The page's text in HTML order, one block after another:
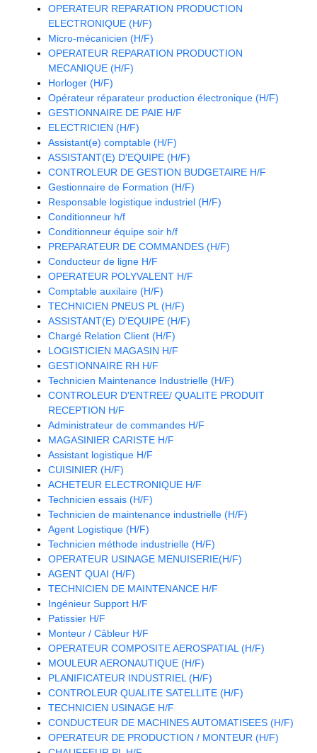
OPERATEUR REPARATION PRODUCTION
ELECTRONIQUE (H/F)
Micro-mécanicien (H/F)
OPERATEUR REPARATION PRODUCTION
MECANIQUE (H/F)
Horloger (H/F)
Opérateur réparateur production électronique (H/F)
GESTIONNAIRE DE PAIE H/F
ELECTRICIEN (H/F)
Assistant(e) comptable (H/F)
ASSISTANT(E) D'EQUIPE (H/F)
CONTROLEUR DE GESTION BUDGETAIRE H/F
Gestionnaire de Formation (H/F)
Responsable logistique industriel (H/F)
Conditionneur h/f
Conditionneur équipe soir h/f
PREPARATEUR DE COMMANDES (H/F)
Conducteur de ligne H/F
OPERATEUR POLYVALENT H/F
Comptable auxilaire (H/F)
TECHNICIEN PNEUS PL (H/F)
ASSISTANT(E) D'EQUIPE (H/F)
Chargé Relation Client (H/F)
LOGISTICIEN MAGASIN H/F
GESTIONNAIRE RH H/F
Technicien Maintenance Industrielle (H/F)
CONTROLEUR D'ENTREE/ QUALITE PRODUIT
RECEPTION H/F
Administrateur de commandes H/F
MAGASINIER CARISTE H/F
Assistant logistique H/F
CUISINIER (H/F)
ACHETEUR ELECTRONIQUE H/F
Technicien essais (H/F)
Technicien de maintenance industrielle (H/F)
Agent Logistique (H/F)
Technicien méthode industrielle (H/F)
OPERATEUR USINAGE MENUISERIE(H/F)
AGENT QUAI (H/F)
TECHNICIEN DE MAINTENANCE H/F
Ingénieur Support H/F
Patissier H/F
Monteur / Câbleur H/F
OPERATEUR COMPOSITE AEROSPATIAL (H/F)
MOULEUR AERONAUTIQUE (H/F)
PLANIFICATEUR INDUSTRIEL (H/F)
CONTROLEUR QUALITE SATELLITE (H/F)
TECHNICIEN USINAGE H/F
CONDUCTEUR DE MACHINES AUTOMATISEES (H/F)
OPERATEUR DE PRODUCTION / MONTEUR (H/F)